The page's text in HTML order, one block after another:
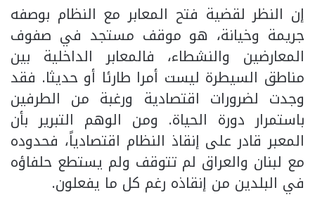
إن النظر لقضية فتح المعابر مع النظام بوصفه
جريمة وخيانة، هو موقف مستجد في صفوف
المعارضين والنشطاء، فالمعابر الداخلية بين
مناطق السيطرة ليست أمرا طارئا أو حديثا. فقد
وجدت لضرورات اقتصادية ورغبة من الطرفين
باستمرار دورة الحياة. ومن الوهم التبرير بأن
المعبر قادر على إنقاذ النظام اقتصادياً، فحدوده
مع لبنان والعراق لم تتوقف ولم يستطع حلفاؤه
في البلدين من إنقاذه رغم كل ما يفعلون.